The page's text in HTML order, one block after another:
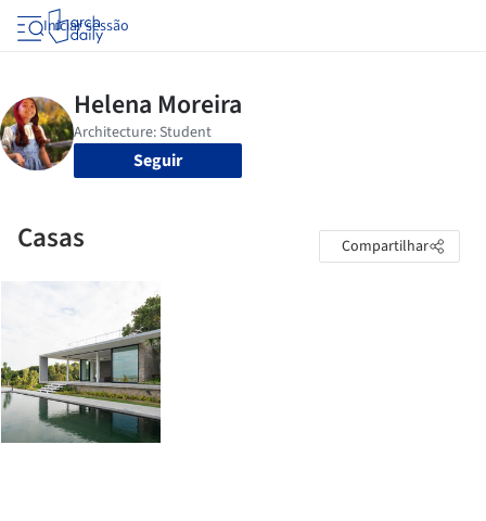
Iniciar sessão
Seguir
Casas Compartilhar